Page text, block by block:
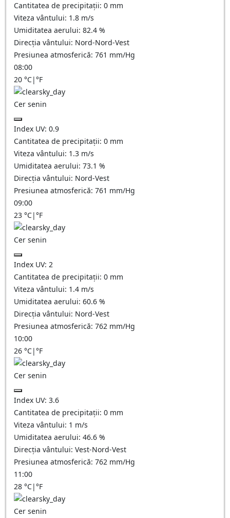
Cantitatea de precipitații: 0 mm
Viteza vântului: 1.8 m/s
Umiditatea aerului: 82.4 %
Direcția vântului: Nord-Nord-Vest
Presiunea atmosferică: 761 mm/Hg
08:00
20 °C|°F
Cer senin
Index UV: 0.9
Cantitatea de precipitații: 0 mm
Viteza vântului: 1.3 m/s
Umiditatea aerului: 73.1 %
Direcția vântului: Nord-Vest
Presiunea atmosferică: 761 mm/Hg
09:00
23 °C|°F
Cer senin
Index UV: 2
Cantitatea de precipitații: 0 mm
Viteza vântului: 1.4 m/s
Umiditatea aerului: 60.6 %
Direcția vântului: Nord-Vest
Presiunea atmosferică: 762 mm/Hg
10:00
26 °C|°F
Cer senin
Index UV: 3.6
Cantitatea de precipitații: 0 mm
Viteza vântului: 1 m/s
Umiditatea aerului: 46.6 %
Direcția vântului: Vest-Nord-Vest
Presiunea atmosferică: 762 mm/Hg
11:00
28 °C|°F
Cer senin